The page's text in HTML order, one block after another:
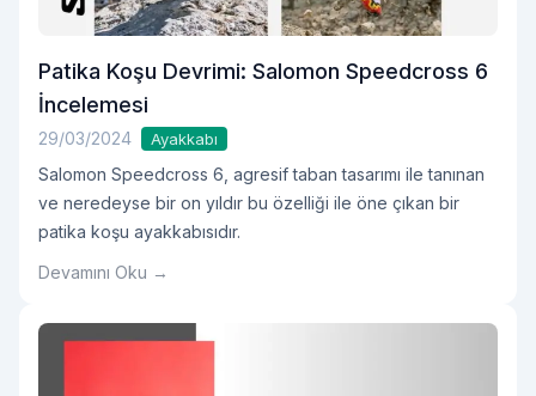
Patika Koşu Devrimi: Salomon Speedcross 6
İncelemesi
29/03/2024 Ayakkabı
Salomon Speedcross 6, agresif taban tasarımı ile tanınan
ve neredeyse bir on yıldır bu özelliği ile öne çıkan bir
patika koşu ayakkabısıdır.
Devamını Oku →